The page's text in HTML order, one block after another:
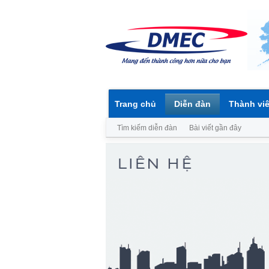
Trang chủ Diễn đàn
Tìm kiếm diễn đàn Bài viết gần đây
Thành